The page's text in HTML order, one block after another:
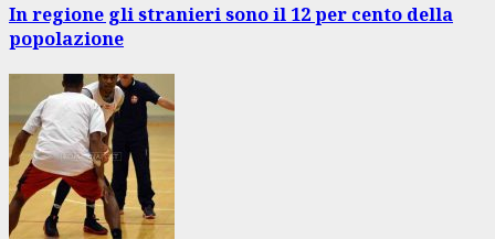
In regione gli stranieri sono il 12 per cento della
popolazione